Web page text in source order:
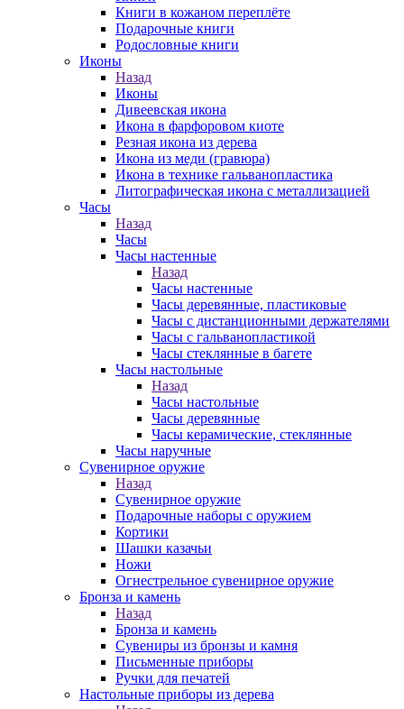
Книги в кожаном переплёте
Подарочные книги
Родословные книги
Иконы
Назад
Иконы
Дивеевская икона
Икона в фарфоровом киоте
Резная икона из дерева
Икона из меди (гравюра)
Икона в технике гальванопластика
Литографическая икона с металлизацией
Часы
Назад
Часы
Часы настенные
Назад
Часы настенные
Часы деревянные, пластиковые
Часы с дистанционными держателями
Часы с гальванопластикой
Часы стеклянные в багете
Часы настольные
Назад
Часы настольные
Часы деревянные
Часы керамические, стеклянные
Часы наручные
Сувенирное оружие
Назад
Сувенирное оружие
Подарочные наборы с оружием
Кортики
Шашки казачьи
Ножи
Огнестрельное сувенирное оружие
Бронза и камень
Назад
Бронза и камень
Сувениры из бронзы и камня
Письменные приборы
Ручки для печатей
Настольные приборы из дерева